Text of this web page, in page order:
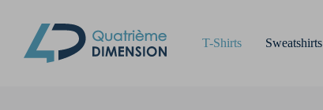
T-Shirts Sweatshirts